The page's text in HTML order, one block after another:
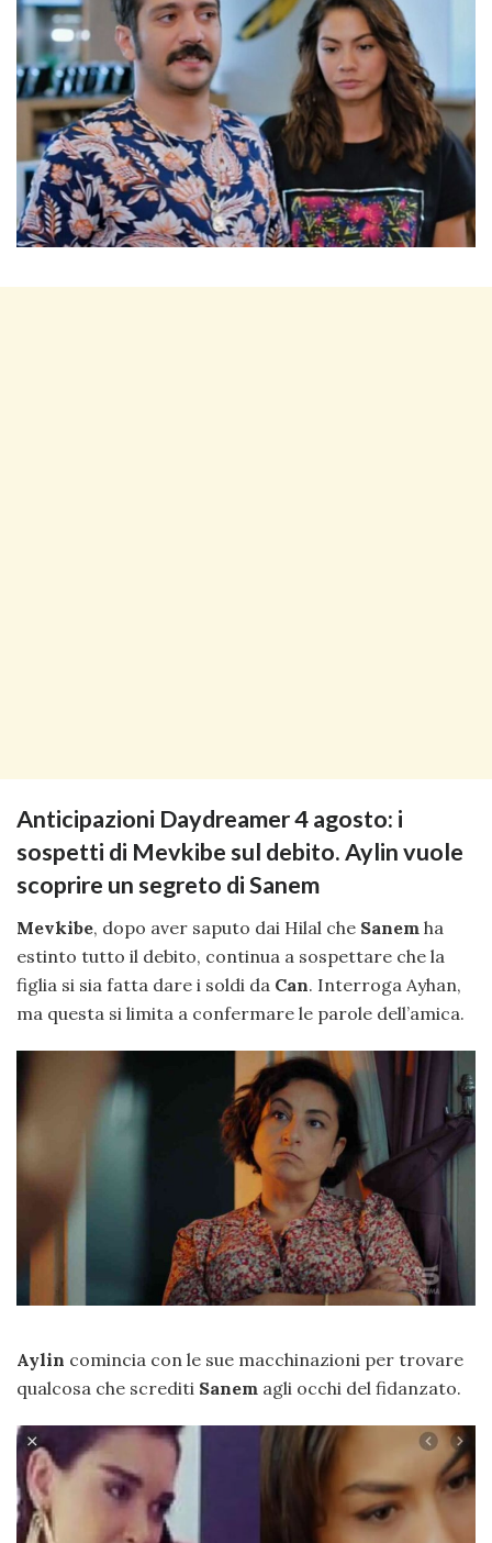
Anticipazioni Daydreamer 4 agosto: i
sospetti di Mevkibe sul debito. Aylin vuole
scoprire un segreto di Sanem
Mevkibe, dopo aver saputo dai Hilal che Sanem ha
estinto tutto il debito, continua a sospettare che la
figlia si sia fatta dare i soldi da Can. Interroga Ayhan,
ma questa si limita a confermare le parole dell’amica.
Aylin comincia con le sue macchinazioni per trovare
qualcosa che screditi Sanem agli occhi del fidanzato.